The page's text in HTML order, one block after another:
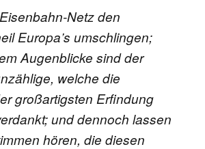
Netz den
Europa’s umschlingen;
Augenblicke sind der
welche die
großartigsten Erfindung
und dennoch lassen
hören, die diesen